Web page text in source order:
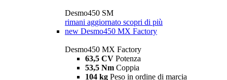
Desmo450 SM
rimani aggiornato scopri di più
new Desmo450 MX Factory
Desmo450 MX Factory
63,5 CV Potenza
53,5 Nm Coppia
104 kg Peso in ordine di marcia